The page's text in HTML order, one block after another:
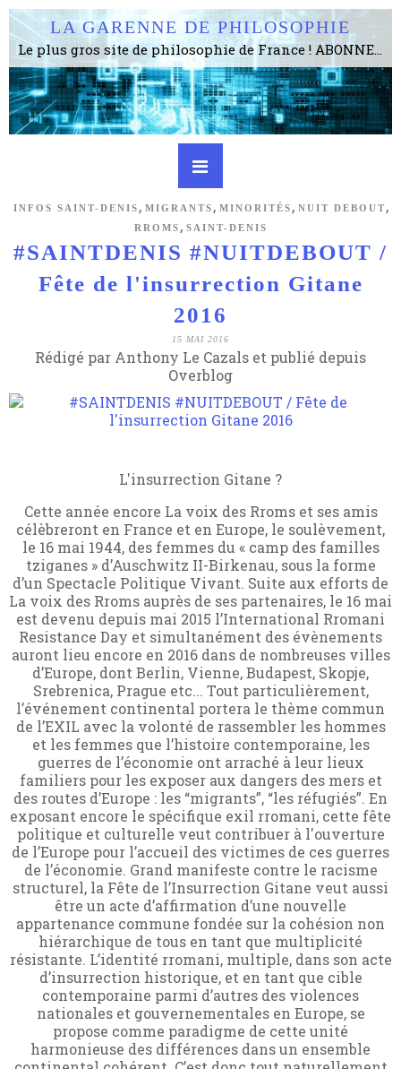
LA GARENNE DE PHILOSOPHIE
Le plus gros site de philosophie de France ! ABONNEZ-VOUS ! 4115 Articles, 1634 abonné·e·s, depuis 2006 . . . . . . . . 2 852 214 pages vues jusqu'à présent. Prestance et être apte à un plus grand nombre de choses.
INFOS SAINT-DENIS , MIGRANTS , MINORITÉS , NUIT DEBOUT ,
RROMS , SAINT-DENIS
#SAINTDENIS #NUITDEBOUT /
Fête de l'insurrection Gitane
2016
15 MAI 2016
Rédigé par Anthony Le Cazals et publié depuis
Overblog
L'insurrection Gitane ?
Cette année encore La voix des Rroms et ses amis
célèbreront en France et en Europe, le soulèvement,
le 16 mai 1944, des femmes du « camp des familles
tziganes » d’Auschwitz II-Birkenau, sous la forme
d’un Spectacle Politique Vivant. Suite aux efforts de
La voix des Rroms auprès de ses partenaires, le 16 mai
est devenu depuis mai 2015 l’International Rromani
Resistance Day et simultanément des évènements
auront lieu encore en 2016 dans de nombreuses villes
d’Europe, dont Berlin, Vienne, Budapest, Skopje,
Srebrenica, Prague etc... Tout particulièrement,
l’événement continental portera le thème commun
de l’EXIL avec la volonté de rassembler les hommes
et les femmes que l’histoire contemporaine, les
guerres de l’économie ont arraché à leur lieux
familiers pour les exposer aux dangers des mers et
des routes d’Europe : les “migrants”, “les réfugiés”. En
exposant encore le spécifique exil rromani, cette fête
politique et culturelle veut contribuer à l'ouverture
de l’Europe pour l’accueil des victimes de ces guerres
de l’économie. Grand manifeste contre le racisme
structurel, la Fête de l’Insurrection Gitane veut aussi
être un acte d’affirmation d’une nouvelle
appartenance commune fondée sur la cohésion non
hiérarchique de tous en tant que multiplicité
résistante. L’identité rromani, multiple, dans son acte
d’insurrection historique, et en tant que cible
contemporaine parmi d’autres des violences
nationales et gouvernementales en Europe, se
propose comme paradigme de cette unité
harmonieuse des différences dans un ensemble